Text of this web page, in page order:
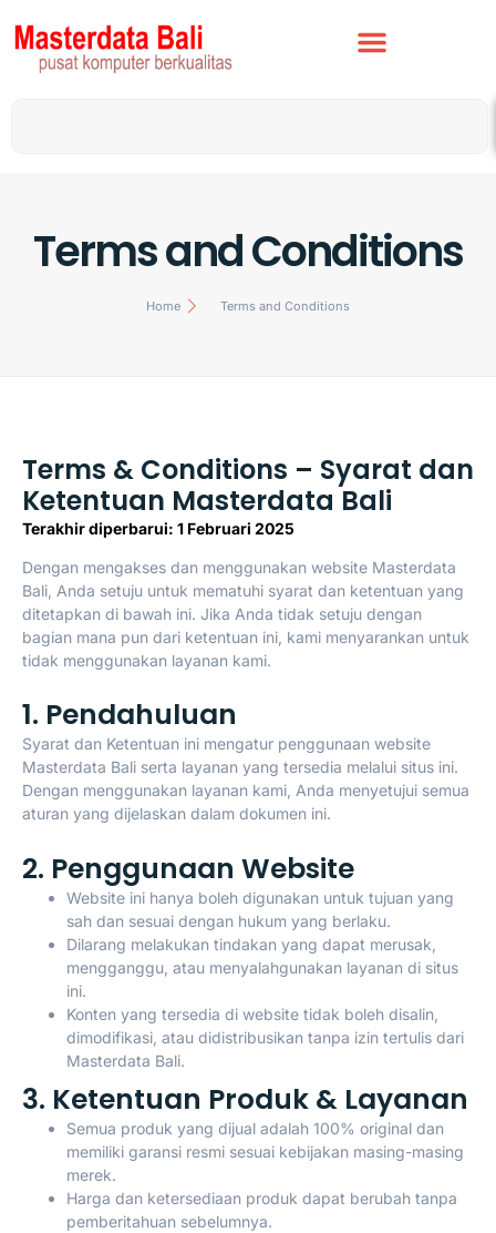
Terms and Conditions
Home Terms and Conditions
Terms & Conditions – Syarat dan
Ketentuan Masterdata Bali
Terakhir diperbarui: 1 Februari 2025
Dengan mengakses dan menggunakan website Masterdata
Bali, Anda setuju untuk mematuhi syarat dan ketentuan yang
ditetapkan di bawah ini. Jika Anda tidak setuju dengan
bagian mana pun dari ketentuan ini, kami menyarankan untuk
tidak menggunakan layanan kami.
1. Pendahuluan
Syarat dan Ketentuan ini mengatur penggunaan website
Masterdata Bali serta layanan yang tersedia melalui situs ini.
Dengan menggunakan layanan kami, Anda menyetujui semua
aturan yang dijelaskan dalam dokumen ini.
2. Penggunaan Website
Website ini hanya boleh digunakan untuk tujuan yang
sah dan sesuai dengan hukum yang berlaku.
Dilarang melakukan tindakan yang dapat merusak,
mengganggu, atau menyalahgunakan layanan di situs
ini.
Konten yang tersedia di website tidak boleh disalin,
dimodifikasi, atau didistribusikan tanpa izin tertulis dari
Masterdata Bali.
3. Ketentuan Produk & Layanan
Semua produk yang dijual adalah 100% original dan
memiliki garansi resmi sesuai kebijakan masing-masing
merek.
Harga dan ketersediaan produk dapat berubah tanpa
pemberitahuan sebelumnya.